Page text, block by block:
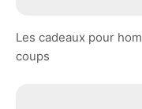
Les cadeaux pour
coups